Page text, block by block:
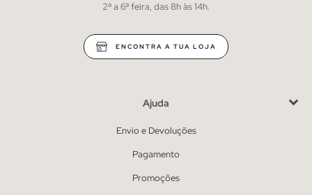
2ª a 6ª feira, das 8h às 14h.
ENCONTRA A TUA LOJA
Ajuda
Envio e Devoluções
Pagamento
Promoções